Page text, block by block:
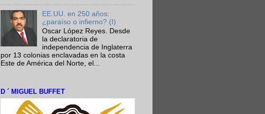
EE.UU. en 250 años:
¿paraíso o infierno? (I)
Oscar López Reyes. Desde
la declaratoria de
independencia de Inglaterra
por 13 colonias enclavadas en la costa
Este de América del Norte, el...
D ´ MIGUEL BUFFET